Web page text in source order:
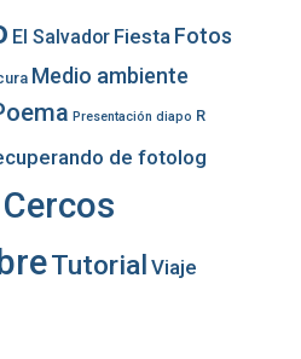
El Salvador Fiesta Fotos
Medio ambiente
Presentación diapo R
de fotolog
Tutorial Viaje